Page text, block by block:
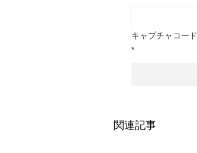
キャプチャコード
*
関連記事